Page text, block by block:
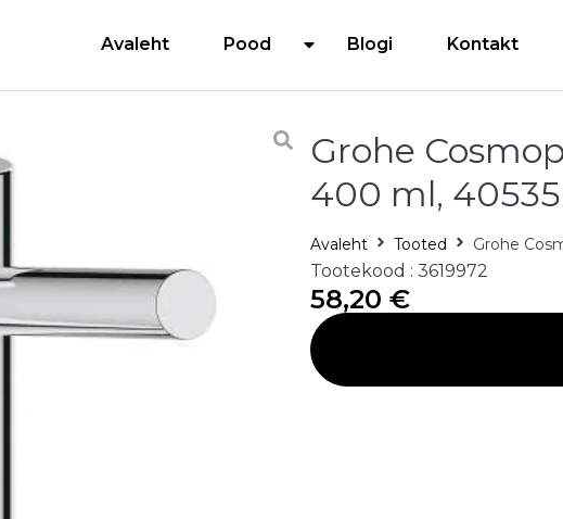
Avaleht Pood Blogi Kontakt
Grohe
400 ml,
Avaleht Tooted Grohe
Tootekood : 3619972
58,20 €